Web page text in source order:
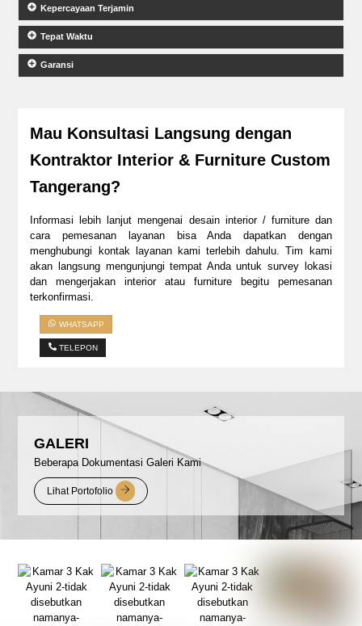
Kepercayaan Terjamin
Tepat Waktu
Garansi
Mau Konsultasi Langsung dengan
Kontraktor Interior & Furniture Custom
Tangerang?
Informasi lebih lanjut mengenai desain interior / furniture dan
cara pemesanan layanan bisa Anda dapatkan dengan
menghubungi kontak layanan kami terlebih dahulu. Tim kami
akan langsung mengunjungi tempat Anda untuk survey lokasi
dan mengerjakan interior atau furniture begitu pemesanan
terkonfirmasi.
WHATSAPP
TELEPON
GALERI
Beberapa Dokumentasi Galeri Kami
Lihat Portofolio